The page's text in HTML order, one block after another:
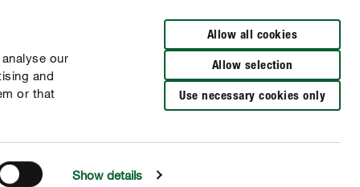
our
and
or that
Show details
Allow all cookies
Allow selection
Use necessary cookies only
Distributeurs à proximité